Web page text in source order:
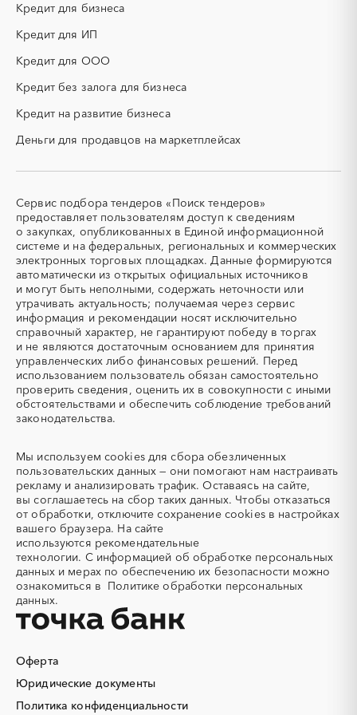
КТП
ОКР (опытно-
конструкторские работы)
ПГС (песчано-гравийная
смесь)
СВО
СКС (структурированные
СКУД
СОЖ (смазочно-
ТЭН
(Теплоэлектронагреватель)
УДС (установки
депарафинизации скважин)
УКПГ
ЯТЭК
Аварийные работы
Авиаперевозка
Авиационные работы
Авиационные работы
вертолетами
Автобус
Автовозы
Автогрейдер
Автозапчасти
Автоматизация
Автомобили
Автомобильные весы
Авторский надзор
Автотранспорт
Автоцистерны пожарные
Адсорбенты
Акварель
Аквариумы
Аккумуляторы
Алкогольная продукция
Алмазное бурение
Алмазная резка
Алюминиевые
конструкции
Алюминий
Аммоний
Ангар
Антенны
Антискалант
Аппараты воздушного
Аренда автобусов
Аренда погрузчика
Аренда спецтехники с
Еврейская AО
Калининградская область
Карачаево-Черкесская
республика
Кузбасс
Краснодарский край
Красноярский край
Крым
Курганская область
Курская область
Ленинградская область
Липецкая область
Магаданская область
Марий Эл
Мордовия
Московская область
Мурманская область
Ненецкий AО
Нижегородская область
Новгородская область
Новосибирская область
Омская область
Оренбургская область
Орловская область
Пензенская область
Пермский край
Рязанская область
Самарская область
Саратовская область
Сахалинская область
Свердловская область
Северная Осетия - Алания
Смоленская область
Ставропольский край
Тамбовская область
Татарстан
Тверская область
Томская область
Тульская область
Тыва
Тюменская область
Ульяновская область
Челябинская область
Чувашская республика
Кредит для бизнеса
Кредит для ИП
Кредит для ООО
Кредит без залога для бизнеса
Кредит на развитие бизнеса
Деньги для продавцов на маркетплейсах
Оферта
Юридические документы
Политика конфиденциальности
Сервис подбора тендеров «Поиск тендеров»
предоставляет пользователям доступ к сведениям
о закупках, опубликованных в Единой информационной
системе и на федеральных, региональных и коммерческих
электронных торговых площадках. Данные формируются
автоматически из открытых официальных источников
и могут быть неполными, содержать неточности или
утрачивать актуальность; получаемая через сервис
информация и рекомендации носят исключительно
справочный характер, не гарантируют победу в торгах
и не являются достаточным основанием для принятия
управленческих либо финансовых решений. Перед
использованием пользователь обязан самостоятельно
проверить сведения, оценить их в совокупности с иными
обстоятельствами и обеспечить соблюдение требований
законодательства.
Мы используем cookies для сбора обезличенных
пользовательских данных — они помогают нам настраивать
рекламу и анализировать трафик. Оставаясь на сайте,
вы соглашаетесь на сбор таких данных. Чтобы отказаться
от обработки, отключите сохранение cookies в настройках
вашего браузера. На сайте
используются рекомендательные
технологии. С информацией об обработке персональных
данных и мерах по обеспечению их безопасности можно
ознакомиться в Политике обработки персональных
данных.